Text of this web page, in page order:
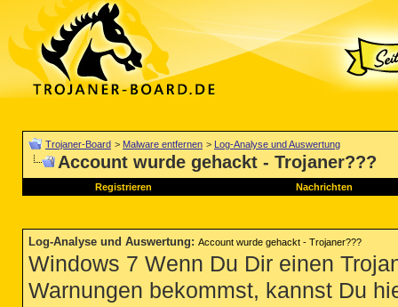
Trojaner-Board > Malware entfernen > Log-Analyse und Auswertung
Account wurde gehackt - Trojaner???
Registrieren Nachrichten
Log-Analyse und Auswertung: Account wurde gehackt - Trojaner???
Windows 7 Wenn Du Dir einen
Warnungen bekommst, kannst Du